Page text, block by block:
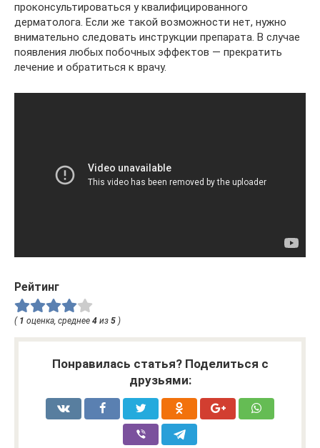
проконсультироваться у квалифицированного
дерматолога. Если же такой возможности нет, нужно
внимательно следовать инструкции препарата. В случае
появления любых побочных эффектов — прекратить
лечение и обратиться к врачу.
Рейтинг
( 1 оценка, среднее 4 из 5 )
Понравилась статья? Поделиться с
друзьями: